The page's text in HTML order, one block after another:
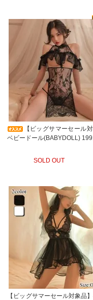
【ビッグサマーセール対
ベビードール(BABYDOLL)
SOLD OUT
【ビッグサマーセール対象品